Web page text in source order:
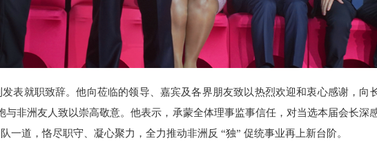
表就职致辞。他向莅临的领导、嘉宾及各界朋友致以热烈欢迎和衷心感谢，向
与非洲友人致以崇高敬意。他表示，承蒙全体理事监事信任，对当选本届会长深
一道，恪尽职守、凝心聚力，全力推动非洲反 “独” 促统事业再上新台阶。